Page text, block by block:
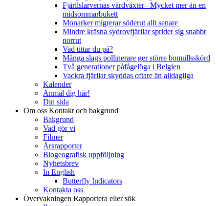
Fjärilslarvernas värdväxter– Mycket mer än en
midsommarbukett
Monarker migrerar söderut allt senare
Mindre kräsna sydrovfjärilar sprider sig snabbt
norrut
Vad tittar du på?
Många slags pollinerare ger större bomullsskörd
Två generationer påfågelöga i Belgien
Vackra fjärilar skyddas oftare än alldagliga
Kalender
Anmäl dig här!
Din sida
Om oss Kontakt och bakgrund
Bakgrund
Vad gör vi
Filmer
Årsrapporter
Biogeografisk uppföljning
Nyhetsbrev
In English
Butterfly Indicators
Kontakta oss
Övervakningen Rapportera eller sök